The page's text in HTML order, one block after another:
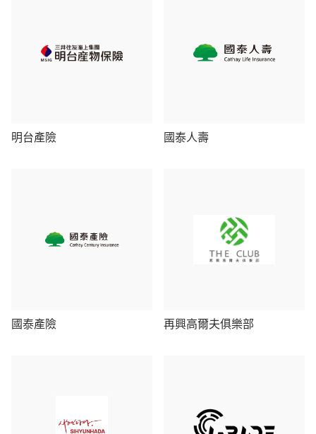
明台產險 國泰人壽
國泰產險 再興高爾夫俱樂部